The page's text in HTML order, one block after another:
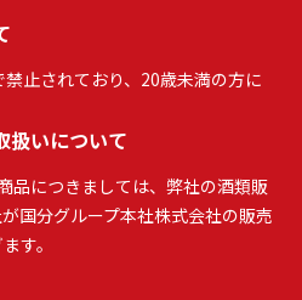
止されており、20歳未満の方に
扱いについて
品につきましては、弊社の酒類販
国分グループ本社株式会社の販売
す。